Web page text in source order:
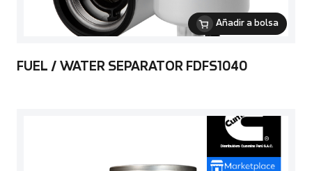
Añadir a bolsa
FUEL / WATER SEPARATOR FDFS1040